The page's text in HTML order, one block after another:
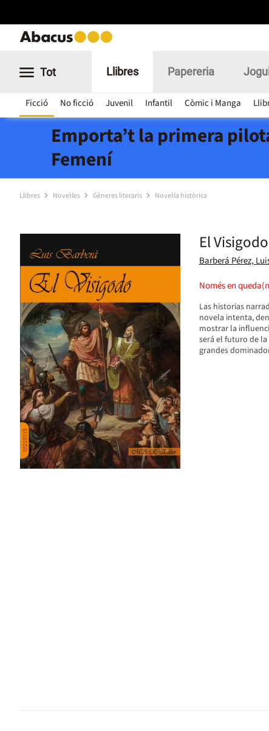
Tot Llibres
Ficció No ficció Juvenil Infantil Còmic i Manga
Papereria
Emporta’t la primera
Femení
Llibres Novel·les Gèneres literaris Novel·la històrica
El Visigodo
Barberá Pérez,
Només en
Las historias
novela intenta,
mostrar la
será el futuro de
grandes